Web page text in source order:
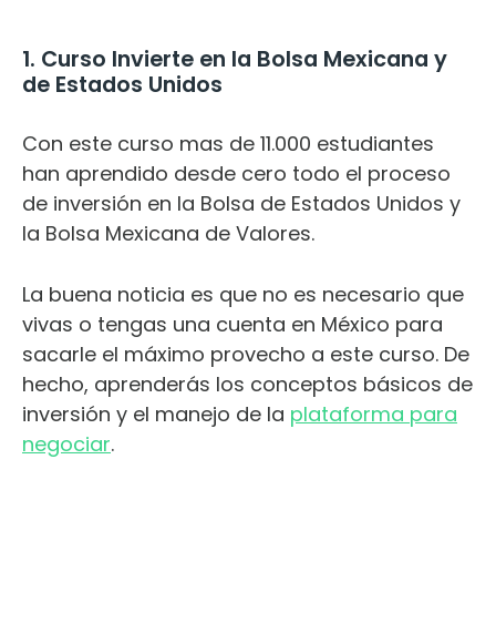
1. Curso Invierte en la Bolsa Mexicana y
de Estados Unidos
Con este curso mas de 11.000 estudiantes
han aprendido desde cero todo el proceso
de inversión en la Bolsa de Estados Unidos y
la Bolsa Mexicana de Valores.
La buena noticia es que no es necesario que
vivas o tengas una cuenta en México para
sacarle el máximo provecho a este curso. De
hecho, aprenderás los conceptos básicos de
inversión y el manejo de la plataforma para
negociar.